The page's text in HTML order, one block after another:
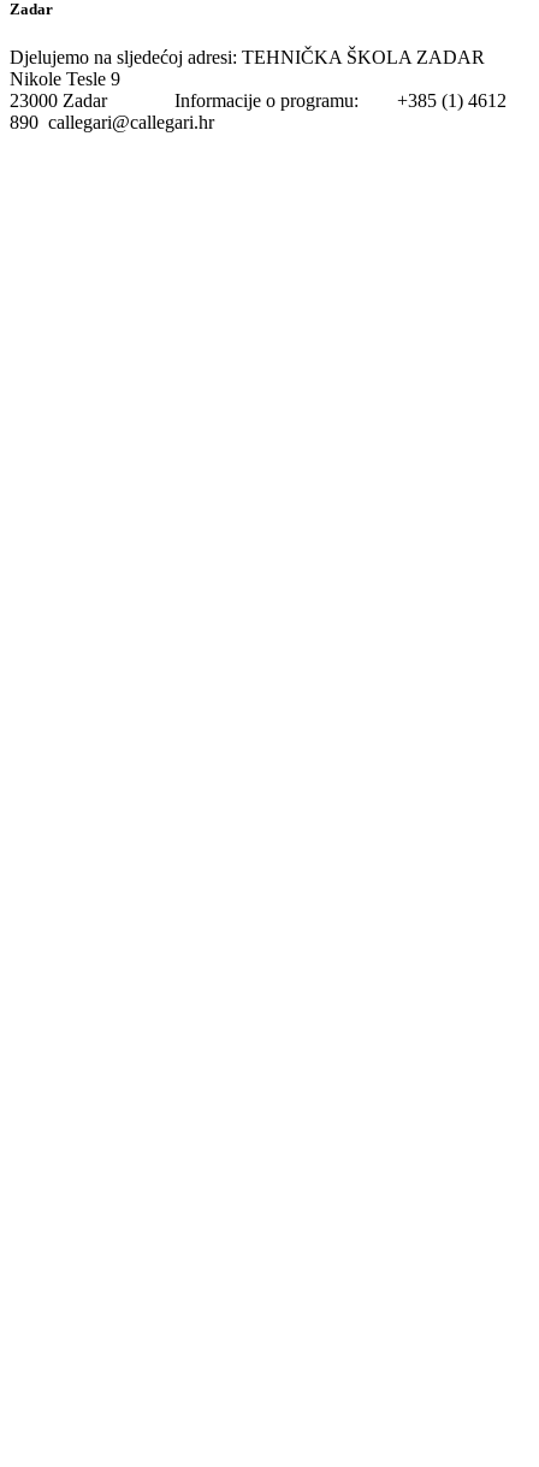
Zadar
Djelujemo na sljedećoj adresi: TEHNIČKA ŠKOLA ZADAR
Nikole Tesle 9
23000 Zadar Informacije o programu: +385 (1) 4612
890 callegari@callegari.hr